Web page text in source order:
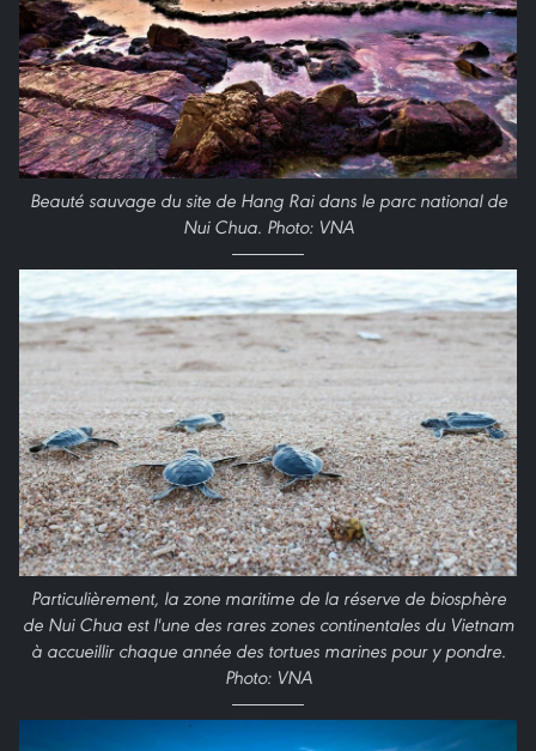
Beauté sauvage du site de Hang Rai dans le parc national de
Nui Chua. Photo: VNA
Particulièrement, la zone maritime de la réserve de biosphère
de Nui Chua est l'une des rares zones continentales du Vietnam
à accueillir chaque année des tortues marines pour y pondre.
Photo: VNA